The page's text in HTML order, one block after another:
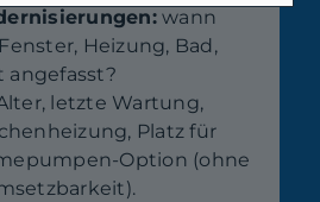
wann
Heizung, Bad,
angefasst?
letzte Wartung,
Platz für
Option (ohne